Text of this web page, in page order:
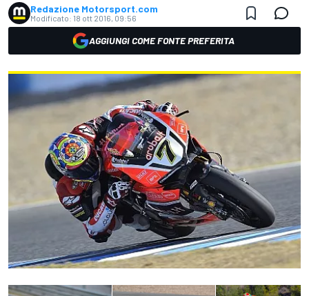
Redazione Motorsport.com
Modificato: 18 ott 2016, 09:56
AGGIUNGI COME FONTE PREFERITA